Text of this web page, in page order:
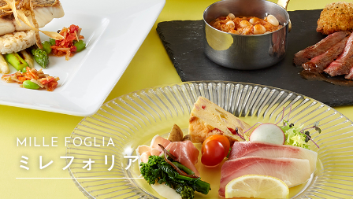
MILLE FOGLIA
ミレフォリア